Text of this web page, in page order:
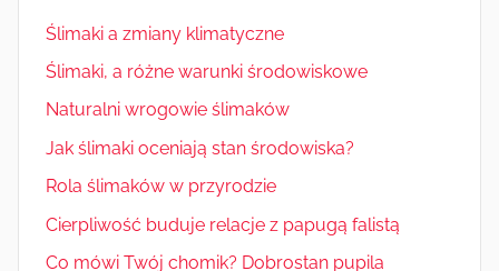
Ślimaki a zmiany klimatyczne
Ślimaki, a różne warunki środowiskowe
Naturalni wrogowie ślimaków
Jak ślimaki oceniają stan środowiska?
Rola ślimaków w przyrodzie
Cierpliwość buduje relacje z papugą falistą
Co mówi Twój chomik? Dobrostan pupila